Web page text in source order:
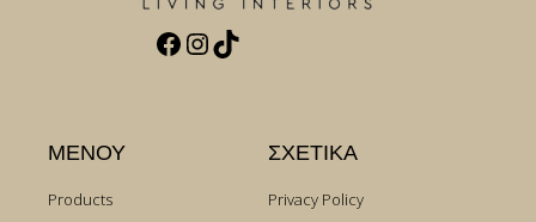
Facebook
Instagram
TikTok
ΜΕΝΟΥ
Products
ΣΧΕΤΙΚΑ
Privacy Policy